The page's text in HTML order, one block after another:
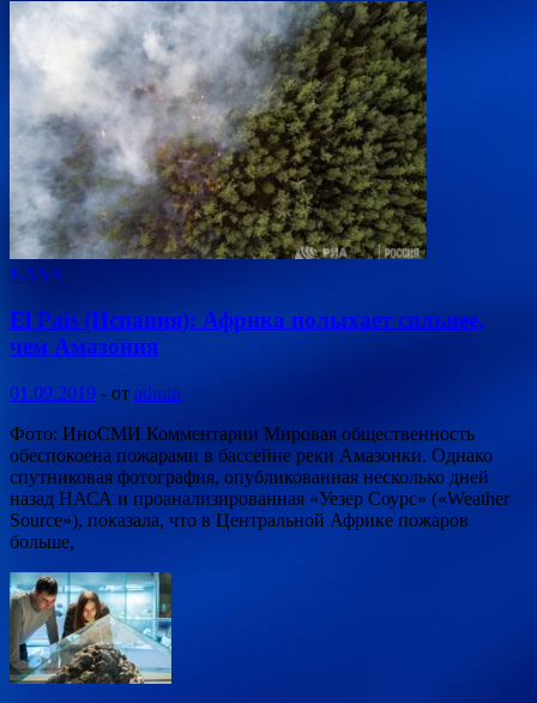
NASA
El País (Испания): Африка полыхает сильнее,
чем Амазония
01.09.2019 - от admin
Фото: ИноСМИ Комментарии Мировая общественность
обеспокоена пожарами в бассейне реки Амазонки. Однако
спутниковая фотография, опубликованная несколько дней
назад НАСА и проанализированная «Уезер Соурс» («Weather
Source»), показала, что в Центральной Африке пожаров
больше,